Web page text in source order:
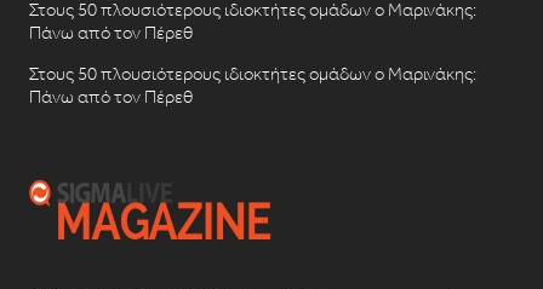
Στους 50 πλουσιότερους ιδιοκτήτες ομάδων ο Μαρινάκης:
Πάνω από τον Πέρεθ
Στους 50 πλουσιότερους ιδιοκτήτες ομάδων ο Μαρινάκης:
Πάνω από τον Πέρεθ